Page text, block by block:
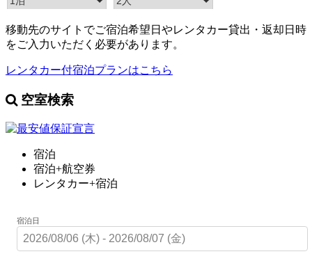
移動先のサイトでご宿泊希望日やレンタカー貸出・返却日時
をご入力いただく必要があります。
レンタカー付宿泊プランはこちら
空室検索
宿泊
宿泊+航空券
レンタカー+宿泊
宿泊日